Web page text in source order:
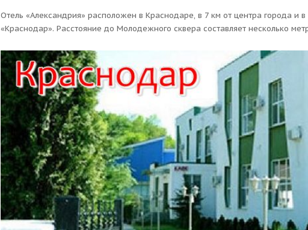
Отель «Александрия» расположен в Краснодаре, в 7 км от центра города и
«Краснодар». Расстояние до Молодежного сквера составляет несколько